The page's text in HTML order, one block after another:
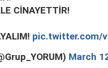
CİNAYETTİR!
pic.twitter.com/
March